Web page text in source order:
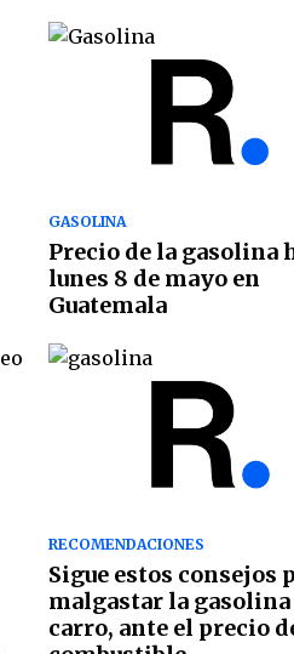
GASOLINA
Precio de la gasolina
lunes 8 de mayo en
Guatemala
RECOMENDACIONES
Sigue estos consejos
malgastar la gasolina
carro, ante el precio